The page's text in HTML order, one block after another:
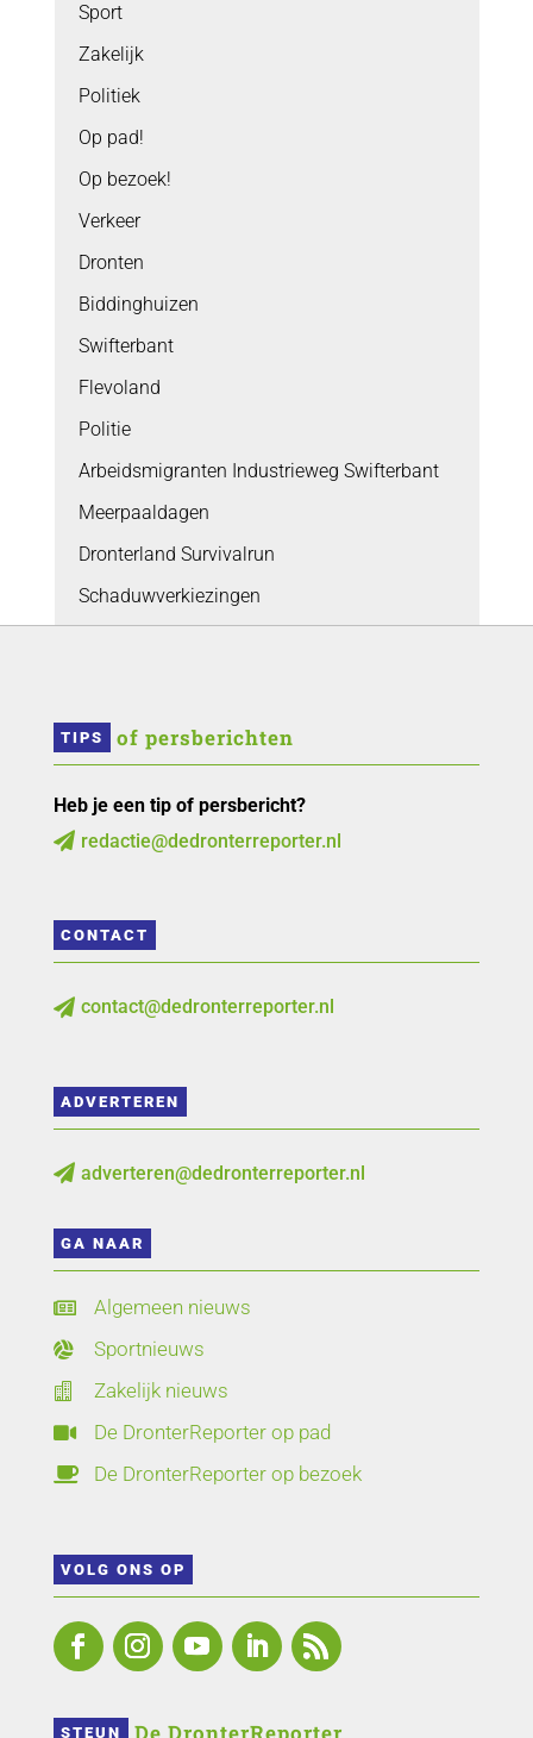
Sport
Zakelijk
Politiek
Op pad!
Op bezoek!
Verkeer
Dronten
Biddinghuizen
Swifterbant
Flevoland
Politie
Arbeidsmigranten Industrieweg Swifterbant
Meerpaaldagen
Dronterland Survivalrun
Schaduwverkiezingen
TIPS of persberichten
Heb je een tip of persbericht?
 redactie@dedronterreporter.nl
CONTACT
 contact@dedronterreporter.nl
ADVERTEREN
 adverteren@dedronterreporter.nl
GA NAAR
 Algemeen nieuws
 Sportnieuws
 Zakelijk nieuws
 De DronterReporter op pad
 De DronterReporter op bezoek
VOLG ONS OP
STEUN